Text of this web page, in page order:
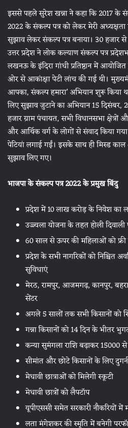
इससे पहले सुरेश खन्ना ने कहा कि 2017 के
2022 के संकल्प पत्र को लेकर मेरी
सुझाव लेकर संकल्प पत्र बनाया। 30 हजार
उत्तर प्रदेश ने लोक कल्याण संकल्प पत्र
लखनऊ के इंदिरा गांधी प्रतिष्ठान में आयोजित
ओर से आकांक्षा पेटी लांच की गई थी।
आपका, संकल्प हमारा’ अभियान शुरू किया
लिए सुझाव जुटाने का अभियान 15
हजार ग्राम पंचायत, सभी विधानसभा क्षेत्रों
और आर्थिक वर्ग के लोगों से संवाद किया
पेटियां लगाई गईं। इसके साथ ही मिस्ड
सुझाव लिए गए।
भाजपा के संकल्प पत्र 2022 के प्रमुख बिंदु
प्रदेश में 10 लाख करोड़ के निवेश का
उज्ज्वला योजना के तहत होली
60 साल से ऊपर की महिलाओं को फ्री
प्रदेश के सभी नागरिकों को निश्चित
सुविधाएं
मेरठ, रामपुर, आजमगढ़, कानपुर,
सेंटर
अगले 5 सालों तक सभी किसानों को
गन्ना किसानों को 14 दिन के भीतर
कन्या सुमंगला राशि बढ़ाकर 15000
सीमांत और छोटे किसानों के लिए
मेधावी छात्राओं को मिलेगी स्कूटी
मेधावी छात्रों को लैपटॉप
यूपीएससी समेत सरकारी नौकरियों में
लता मंगेशकर की स्मृति में बनेगी